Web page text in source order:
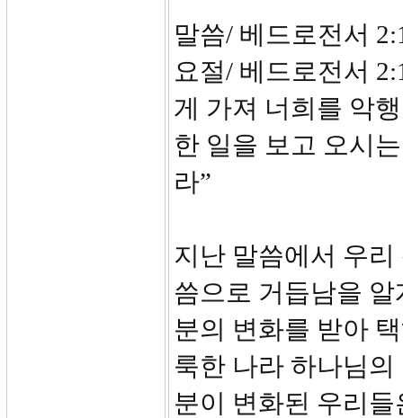
말씀/ 베드로전서
요절/ 베드로전서
게 가져 너희를 악
한 일을 보고 오시
라”
지난 말씀에서 우
씀으로 거듭남을
분의 변화를 받아
룩한 나라 하나님
분이 변화된 우리